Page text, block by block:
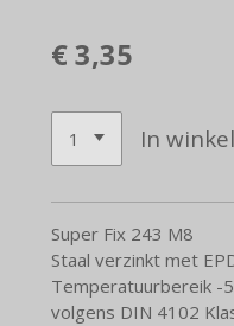
€ 3,35
In
Super Fix 243 M8
Staal verzinkt met
Temperatuurbereik -
volgens DIN 4102